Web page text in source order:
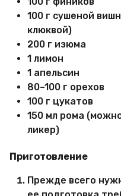
100 г сушеной
клюквой)
200 г изюма
1 лимон
1 апельсин
80–100 г орехов
100 г цукатов
150 мл рома
ликер)
Приготовление
Прежде всего